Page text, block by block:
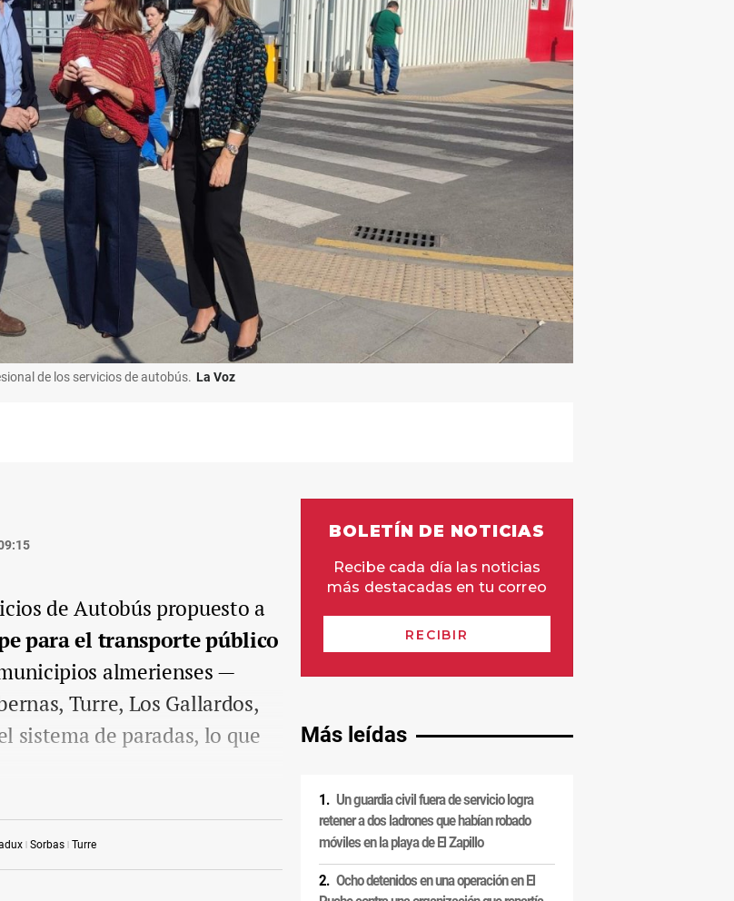
de los servicios de autobús. La Voz
Sorbas Turre
de Autobús propuesto a
para el transporte público
almerienses —
Turre, Los Gallardos,
sistema de paradas, lo que
Más leídas
Un guardia civil fuera de servicio logra
retener a dos ladrones que habían robado
móviles en la playa de El Zapillo
Ocho detenidos en una operación en El